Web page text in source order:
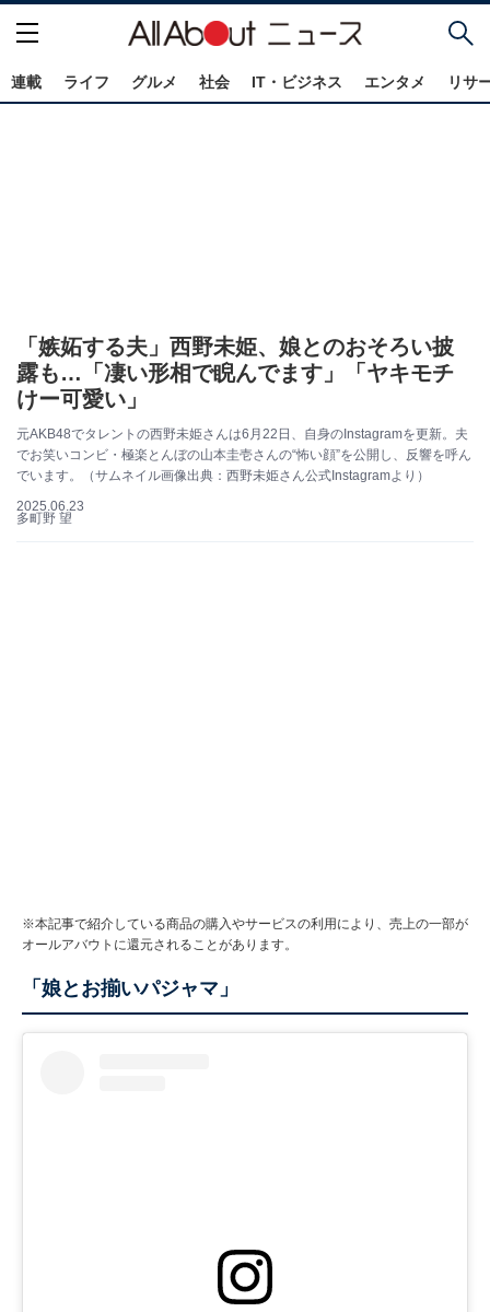
連載 ライフ グルメ 社会 IT・ビジネス エンタメ リサ
「嫉妬する夫」西野未姫、娘とのおそろい披
露も…「凄い形相で睨んでます」「ヤキモチ
けー可愛い」
元AKB48でタレントの西野未姫さんは6月22日、自身のInstagramを更新。夫
でお笑いコンビ・極楽とんぼの山本圭壱さんの“怖い顔”を公開し、反響を呼ん
でいます。（サムネイル画像出典：西野未姫さん公式Instagramより）
2025.06.23
多町野 望
※本記事で紹介している商品の購入やサービスの利用により、売上の一部が
オールアバウトに還元されることがあります。
「娘とお揃いパジャマ」